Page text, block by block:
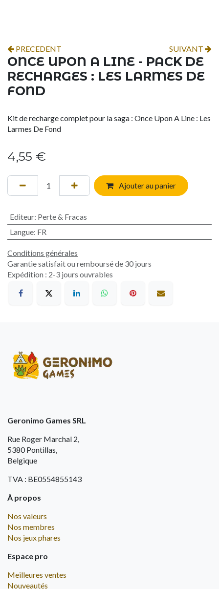
PRECEDENT SUIVANT
ONCE UPON A LINE - PACK DE
RECHARGES : LES LARMES DE
FOND
Kit de recharge complet pour la saga : Once Upon A Line : Les
Larmes De Fond
4,55 €
Ajouter au panier
Editeur: Perte & Fracas
Langue: FR
Conditions générales
Garantie satisfait ou remboursé de 30 jours
Expédition : 2-3 jours ouvrables
Geronimo Games SRL
Rue Roger Marchal 2,
5380 Pontillas,
Belgique
TVA : BE0554855143
À propos
Nos valeurs
Nos membres
Nos jeux phares
Espace pro
Meilleures ventes
Nouveautés